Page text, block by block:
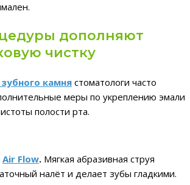
дополняют
чистку
камня стоматологи часто
меры по укреплению эмали
полости рта.
Air Flow. Мягкая абразивная струя
налёт и делает зубы гладкими.